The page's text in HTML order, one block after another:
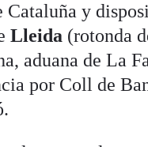
Cataluña y
Lleida (rotonda
aduana de La
por Coll de